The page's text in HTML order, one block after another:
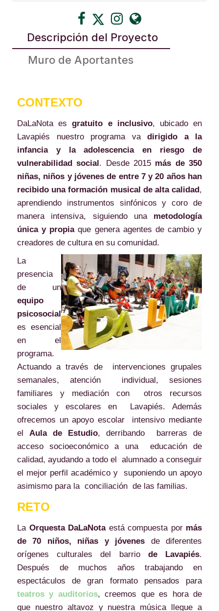
Descripción del Proyecto
Muro de Aportantes
CONTEXTO
DaLaNota esgratuito e inclusivo, ubicado en
Lavapiés nuestro programa va dirigido a la
infancia y la adolescencia en riesgo de
vulnerabilidad social . Desde 2015 más de 350
niñas, niños y jóvenes de entre 7 y 20 años han
recibido una formación musical de alta calidad ,
aprendiendo instrumentos sinfónicos y coro de
manera intensiva, siguiendo una metodología
única y propiaque genera agentes de cambio y
creadores de cultura en su comunidad.
La
presencia
de un
equipo
psicosocial
es esencial
en el
programa.
Actuando a través de intervenciones grupales
semanales, atención individual, sesiones
familiares y mediación con otros recursos
sociales y escolares en Lavapiés. Además
ofrecemos un apoyo escolar intensivo mediante
el Aula de Estudio, derribando barreras de
acceso socioeconómico a una educación de
calidad, ayudando a todo el alumnado a conseguir
el mejor perfil académico y suponiendo un apoyo
asimismo para la conciliación de las familias.
RETO
La Orquesta DaLaNotaestá compuesta por más
de 70 niños, niñas y jóvenes de diferentes
orígenes culturales del barrio de Lavapiés.
Después de muchos años trabajando en
espectáculos de gran formato pensados para
teatros y auditorios, creemos que es hora de
que nuestro altavoz y nuestra música llegue a